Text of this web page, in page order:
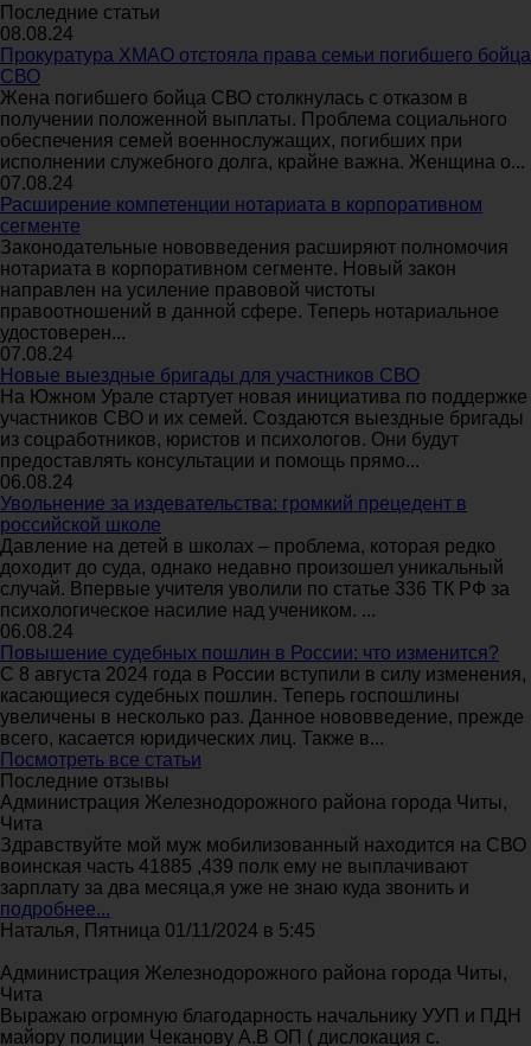
Последние статьи
08.08.24
Прокуратура ХМАО отстояла права семьи погибшего бойца
СВО
Жена погибшего бойца СВО столкнулась с отказом в
получении положенной выплаты. Проблема социального
обеспечения семей военнослужащих, погибших при
исполнении служебного долга, крайне важна. Женщина о...
07.08.24
Расширение компетенции нотариата в корпоративном
сегменте
Законодательные нововведения расширяют полномочия
нотариата в корпоративном сегменте. Новый закон
направлен на усиление правовой чистоты
правоотношений в данной сфере. Теперь нотариальное
удостоверен...
07.08.24
Новые выездные бригады для участников СВО
На Южном Урале стартует новая инициатива по поддержке
участников СВО и их семей. Создаются выездные бригады
из соцработников, юристов и психологов. Они будут
предоставлять консультации и помощь прямо...
06.08.24
Увольнение за издевательства: громкий прецедент в
российской школе
Давление на детей в школах – проблема, которая редко
доходит до суда, однако недавно произошел уникальный
случай. Впервые учителя уволили по статье 336 ТК РФ за
психологическое насилие над учеником. ...
06.08.24
Повышение судебных пошлин в России: что изменится?
С 8 августа 2024 года в России вступили в силу изменения,
касающиеся судебных пошлин. Теперь госпошлины
увеличены в несколько раз. Данное нововведение, прежде
всего, касается юридических лиц. Также в...
Посмотреть все статьи
Последние отзывы
Администрация Железнодорожного района города Читы,
Чита
Здравствуйте мой муж мобилизованный находится на СВО
воинская часть 41885 ,439 полк ему не выплачивают
зарплату за два месяца,я уже не знаю куда звонить и
подробнее...
Наталья, Пятница 01/11/2024 в 5:45
Администрация Железнодорожного района города Читы,
Чита
Выражаю огромную благодарность начальнику УУП и ПДН
майору полиции Чеканову А.В ОП ( дислокация с.